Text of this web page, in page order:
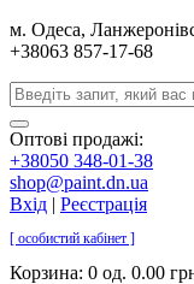
м. Одеса,
+38063 857-17-68
Оптові продажі:
+38050 348-01-38
shop@paint.dn.ua
Вхід | Реєстрація
[ особистий кабінет ]
Корзина: 0 од. 0.00